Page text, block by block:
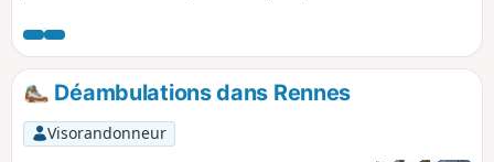
de Gaël-Montfort; ville fortifiée dont il subsiste la Tour du
Papegault, le Châtelet, et des vestiges des remparts; Ville
religieuse avec l'Abbaye St-Jacques, le Couvent des
Ursulines, la maison natale de Saint Louis Grignion de
Montfort.
Déambulations dans Rennes
Visorandonneur